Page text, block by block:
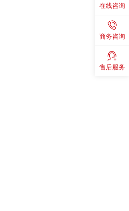
在线咨询
商务咨询
售后服务